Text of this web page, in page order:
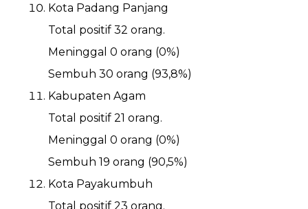
Kota Padang Panjang
Total positif 32 orang.
Meninggal 0 orang (0%)
Sembuh 30 orang (93,8%)
Kabupaten Agam
Total positif 21 orang.
Meninggal 0 orang (0%)
Sembuh 19 orang (90,5%)
Kota Payakumbuh
Total positif 23 orang.